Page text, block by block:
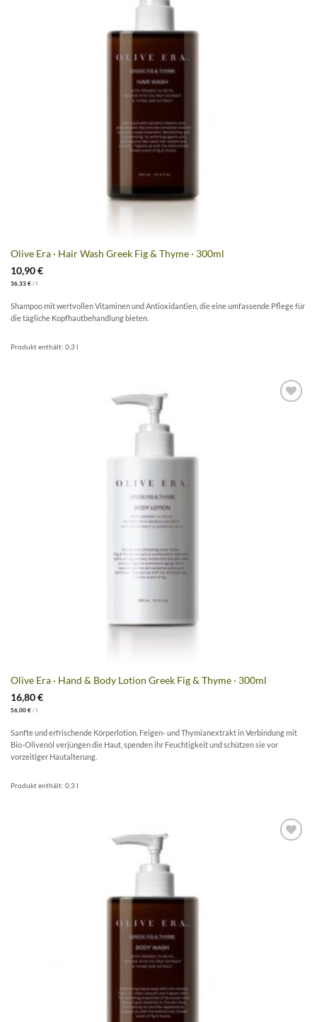
Olive Era · Hair Wash Greek Fig & Thyme · 300ml
10,90€
36,33 €/ l
Shampoo mit wertvollen Vitaminen und Antioxidantien, die eine umfassende Pflege für
die tägliche Kopfhautbehandlung bieten.
Produkt enthält: 0,3l
Olive Era · Hand & Body Lotion Greek Fig & Thyme · 300ml
16,80€
56,00 €/ l
Sanfte und erfrischende Körperlotion. Feigen- und Thymianextrakt in Verbindung mit
Bio-Olivenöl verjüngen die Haut, spenden ihr Feuchtigkeit und schützen sie vor
vorzeitiger Hautalterung.
Produkt enthält: 0,3l